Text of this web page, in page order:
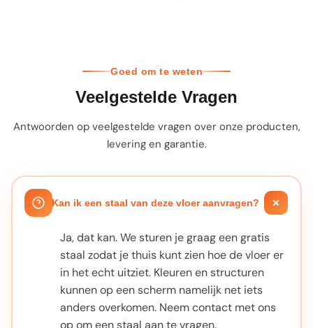
Goed om te weten
Veelgestelde Vragen
Antwoorden op veelgestelde vragen over onze producten,
levering en garantie.
Kan ik een staal van deze vloer aanvragen?
Ja, dat kan. We sturen je graag een gratis
staal zodat je thuis kunt zien hoe de vloer er
in het echt uitziet. Kleuren en structuren
kunnen op een scherm namelijk net iets
anders overkomen. Neem contact met ons
op om een staal aan te vragen.